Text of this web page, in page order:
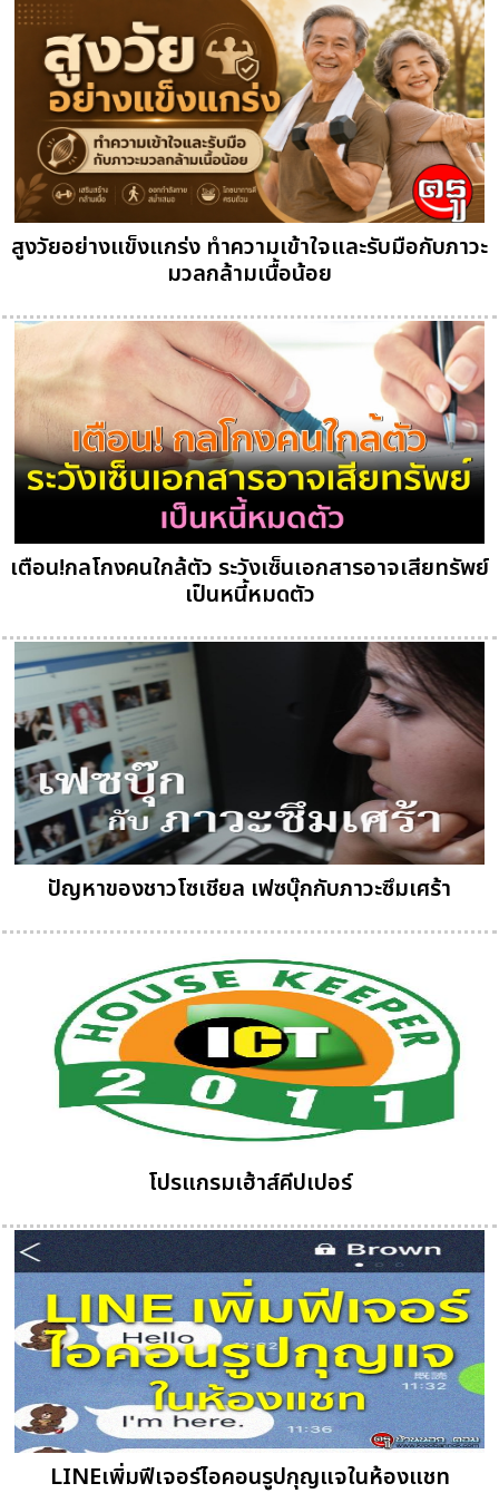
สูงวัยอย่างแข็งแกร่ง ทำความเข้าใจและรับมือกับภาวะ
มวลกล้ามเนื้อน้อย
เตือน!กลโกงคนใกล้ตัว ระวังเซ็นเอกสารอาจเสียทรัพย์
เป็นหนี้หมดตัว
ปัญหาของชาวโซเชียล เฟซบุ๊กกับภาวะซึมเศร้า
โปรแกรมเฮ้าส์คีปเปอร์
LINEเพิ่มฟีเจอร์ไอคอนรูปกุญแจในห้องแชท